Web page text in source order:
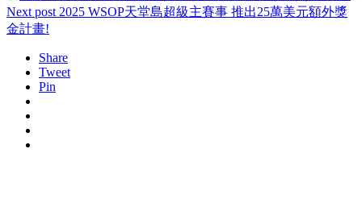
Next post 2025 WSOP天堂島超級主賽事 推出25萬美元額外獎
金計畫!
Share
Tweet
Pin